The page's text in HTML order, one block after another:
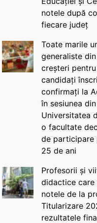
notele după
fiecare județ
Toate marile
generaliste
creșteri
candidați
confirmați la
în sesiunea
Universitatea
o facultate
de participare
25 de ani
Profesorii și
didactice care
notele de la
Titularizare
rezultatele